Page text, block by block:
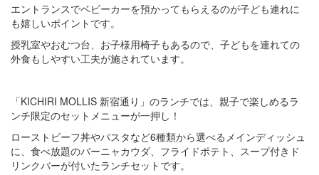
エントランスでベビーカーを預かってもらえるのが子ども連れに
も嬉しいポイントです。
授乳室やおむつ台、お子様用椅子もあるので、子どもを連れての
外食もしやすい工夫が施されています。
「KICHIRI MOLLIS 新宿通り」のランチでは、親子で楽しめるラ
ンチ限定のセットメニューが一押し！
ローストビーフ丼やパスタなど6種類から選べるメインディッシュ
に、食べ放題のバーニャカウダ、フライドポテト、スープ付きド
リンクバーが付いたランチセットです。